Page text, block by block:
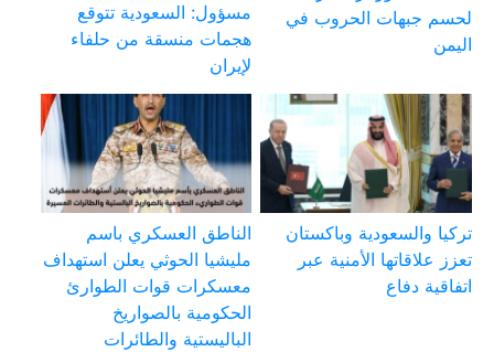
لحسم جبهات الحروب في
اليمن
مسؤول: السعودية تتوقع
هجمات منسقة من حلفاء
لإيران
تركيا والسعودية وباكستان
تعزز علاقاتها الأمنية عبر
اتفاقية دفاع
الناطق العسكري باسم
مليشيا الحوثي يعلن استهداف
معسكرات قوات الطوارئ
الحكومية بالصواريخ
الباليستية والطائرات